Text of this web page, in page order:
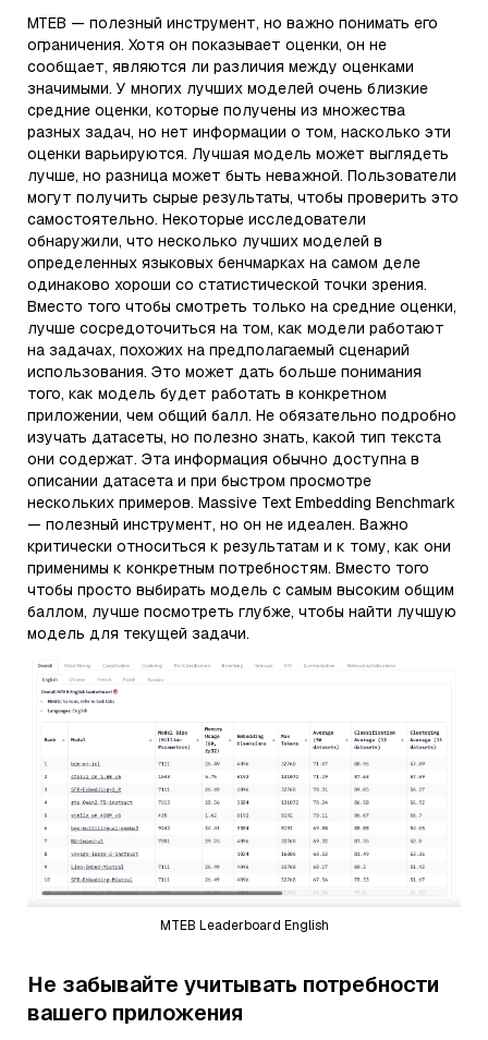
MTEB — полезный инструмент, но важно понимать его
ограничения. Хотя он показывает оценки, он не
сообщает, являются ли различия между оценками
значимыми. У многих лучших моделей очень близкие
средние оценки, которые получены из множества
разных задач, но нет информации о том, насколько эти
оценки варьируются. Лучшая модель может выглядеть
лучше, но разница может быть неважной. Пользователи
могут получить сырые результаты, чтобы проверить это
самостоятельно. Некоторые исследователи
обнаружили, что несколько лучших моделей в
определенных языковых бенчмарках на самом деле
одинаково хороши со статистической точки зрения.
Вместо того чтобы смотреть только на средние оценки,
лучше сосредоточиться на том, как модели работают
на задачах, похожих на предполагаемый сценарий
использования. Это может дать больше понимания
того, как модель будет работать в конкретном
приложении, чем общий балл. Не обязательно подробно
изучать датасеты, но полезно знать, какой тип текста
они содержат. Эта информация обычно доступна в
описании датасета и при быстром просмотре
нескольких примеров. Massive Text Embedding Benchmark
— полезный инструмент, но он не идеален. Важно
критически относиться к результатам и к тому, как они
применимы к конкретным потребностям. Вместо того
чтобы просто выбирать модель с самым высоким общим
баллом, лучше посмотреть глубже, чтобы найти лучшую
модель для текущей задачи.
MTEB Leaderboard English
Не забывайте учитывать потребности
вашего приложения